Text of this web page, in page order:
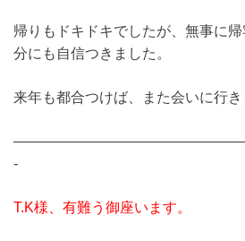
帰りもドキドキでしたが、無事に
分にも自信つきました。
来年も都合つけば、また会いに行き
-
T.K様、有難う御座います。